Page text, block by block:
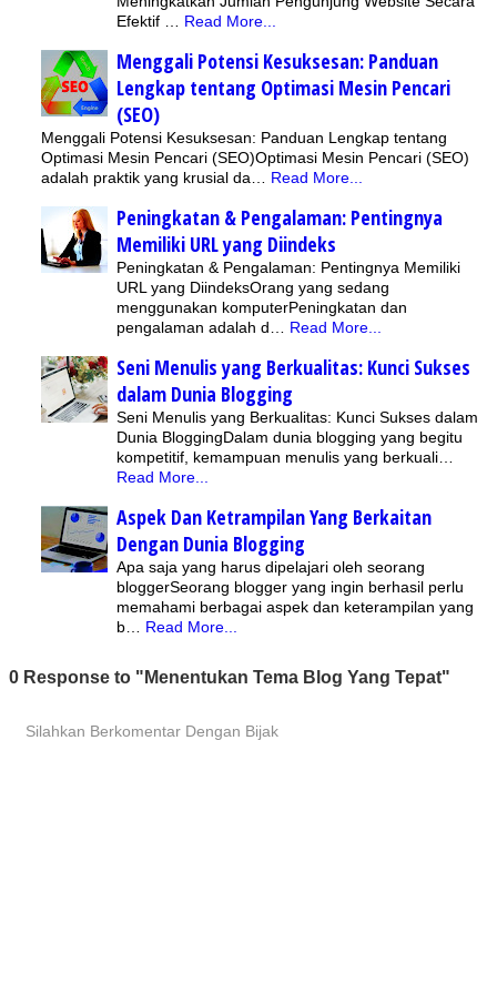
Efektif … Read More...
Menggali Potensi Kesuksesan: Panduan
Lengkap tentang Optimasi Mesin Pencari
(SEO)
Menggali Potensi Kesuksesan: Panduan Lengkap tentang
Optimasi Mesin Pencari (SEO)Optimasi Mesin Pencari (SEO)
adalah praktik yang krusial da… Read More...
Peningkatan & Pengalaman: Pentingnya
Memiliki URL yang Diindeks
Peningkatan & Pengalaman: Pentingnya Memiliki
URL yang DiindeksOrang yang sedang
menggunakan komputerPeningkatan dan
pengalaman adalah d… Read More...
Seni Menulis yang Berkualitas: Kunci Sukses
dalam Dunia Blogging
Seni Menulis yang Berkualitas: Kunci Sukses dalam
Dunia BloggingDalam dunia blogging yang begitu
kompetitif, kemampuan menulis yang berkuali…
Read More...
Aspek Dan Ketrampilan Yang Berkaitan
Dengan Dunia Blogging
Apa saja yang harus dipelajari oleh seorang
bloggerSeorang blogger yang ingin berhasil perlu
memahami berbagai aspek dan keterampilan yang
b… Read More...
0 Response to "Menentukan Tema Blog Yang Tepat"
Silahkan Berkomentar Dengan Bijak